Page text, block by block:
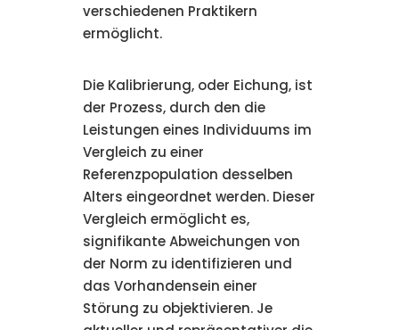
verschiedenen Praktikern
ermöglicht.
Die Kalibrierung, oder Eichung, ist
der Prozess, durch den die
Leistungen eines Individuums im
Vergleich zu einer
Referenzpopulation desselben
Alters eingeordnet werden. Dieser
Vergleich ermöglicht es,
signifikante Abweichungen von
der Norm zu identifizieren und
das Vorhandensein einer
Störung zu objektivieren. Je